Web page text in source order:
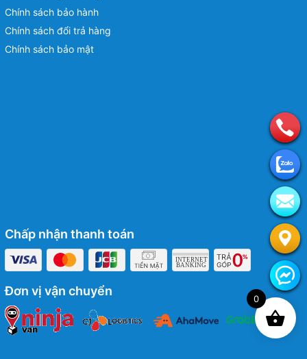
Chính sách bảo hành
Chính sách đổi trả hàng
Chính sách bảo mật
Chấp nhận thanh toán
Đơn vị vận chuyển
0